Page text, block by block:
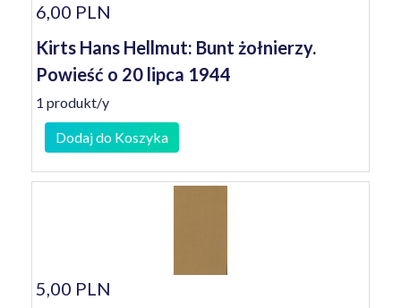
6,00 PLN
Kirts Hans Hellmut: Bunt żołnierzy.
Powieść o 20 lipca 1944
1 produkt/y
Dodaj do Koszyka
5,00 PLN